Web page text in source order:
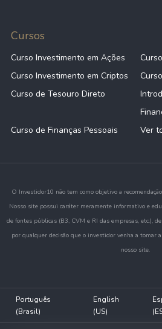
Cursos
Curso Investimento em Ações
Curso Investimento em Criptos
Curso de Tesouro Direto
Curso de Finanças Pessoais
Ver
O Investidor10 não tem como objetivo a
Nosso site possui caráter meramente informativo e
de fontes públicas (B3, CVM e RI das empresas, etc.),
por qualquer decisão que o investidor venha a tomar
nosso site.
Português
(Brasil)
English
(US)